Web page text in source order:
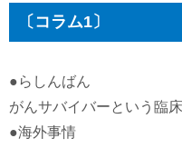
〔コラム1〕
●らしんばん
がんサバイバーという
●海外事情